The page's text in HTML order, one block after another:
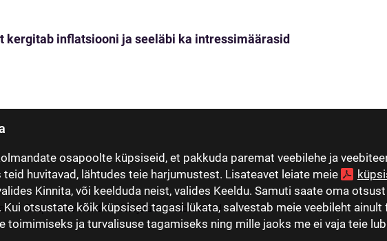
osapoolte küpsiseid, et pakkuda paremat veebilehe ja
huvitavad, lähtudes teie harjumustest. Lisateavet leiate meie
Kinnita, või keelduda neist, valides Keeldu. Samuti saate oma
otsustate kõik küpsised tagasi lükata, salvestab meie veebileht ainult
toimimiseks ja turvalisuse tagamiseks ning mille jaoks me ei vaja teie
inflatsiooni ja seeläbi ka intressimäärasid
Grupi ettevõtted Karjäär Kontaktid